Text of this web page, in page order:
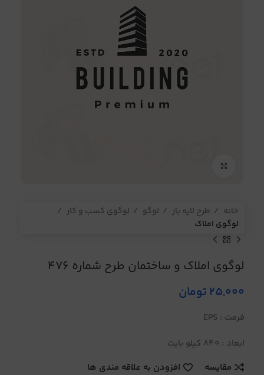
خانه طرح لایه باز لوگو
لوگوی کسب و کار
لوگوی املاک
لوگوی املاک و ساختمان طرح شماره 476
25,000تومان
فرمت : EPS
ابعاد : 840 کیلو بایت
مقایسه
افزودن به علاقه مندی ها